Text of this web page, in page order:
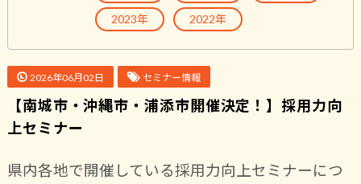
2023年 2022年
2026年06月02日 セミナー情報
【南城市・沖縄市・浦添市開催決定！】採用力向
上セミナー
県内各地で開催している採用力向上セミナーにつ